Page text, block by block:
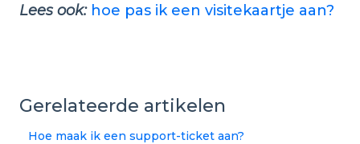
Lees ook: hoe pas ik een visitekaartje aan?
Gerelateerde artikelen
Hoe maak ik een support-ticket aan?